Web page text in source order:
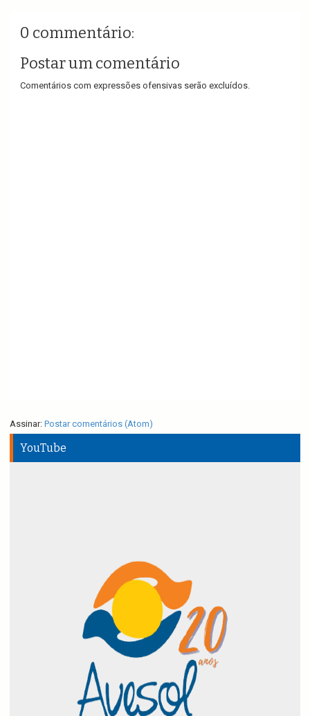
0 commentário:
Postar um comentário
Comentários com expressões ofensivas serão excluídos.
Assinar: Postar comentários (Atom)
YouTube